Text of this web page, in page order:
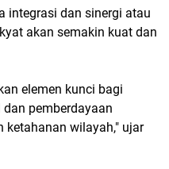
integrasi dan sinergi atau
akan semakin kuat dan
elemen kunci bagi
pemberdayaan
ketahanan wilayah," ujar